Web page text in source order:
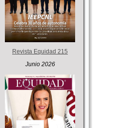
Revista Equidad 215
Junio 2026